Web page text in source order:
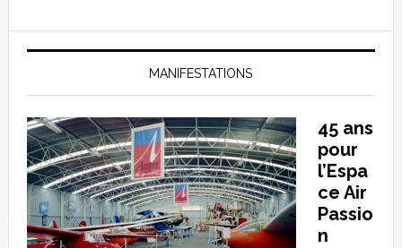
MANIFESTATIONS
45 ans
pour
l’Espa
ce Air
Passio
n